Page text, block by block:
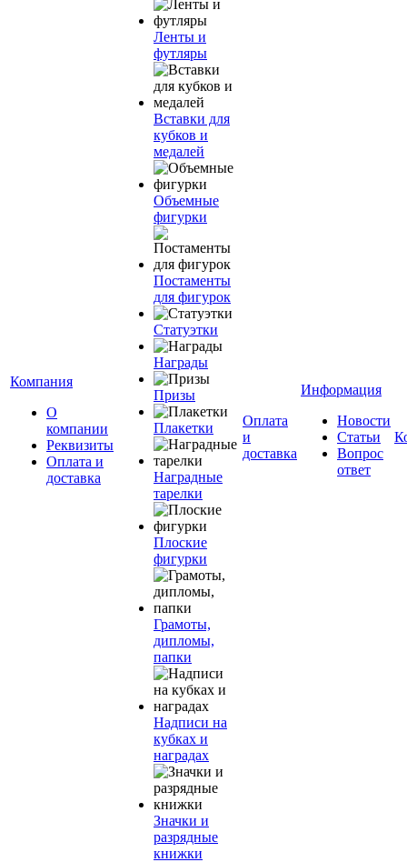
Компания
О
компании
Реквизиты
Оплата и
доставка
Ленты и
футляры
Вставки для
кубков и
медалей
Объемные
фигурки
Постаменты
для фигурок
Статуэтки
Награды
Призы
Плакетки
Наградные
тарелки
Плоские
фигурки
Грамоты,
дипломы,
папки
Надписи на
кубках и
наградах
Значки и
разрядные
книжки
Оплата
и
доставка
Информация
Новости
Статьи
Вопрос
ответ